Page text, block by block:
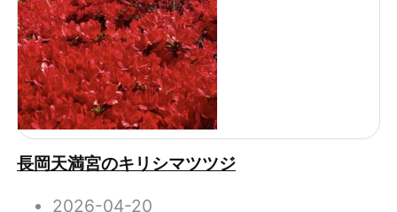
長岡天満宮のキリシマツツジ
2026-04-20